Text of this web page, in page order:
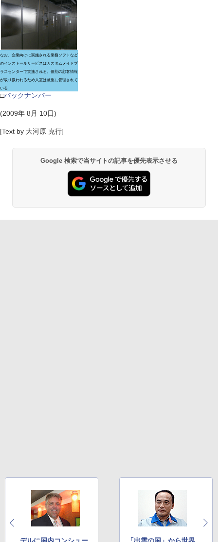
なお、企業向けに実施される業務ソフトなど
のインストールサービスはカスタムメイドプ
ラスセンターで実施される。個別の顧客情報
が取り扱われるため入室は厳重に管理されて
いる
□バックナンバー
(2009年 8月 10日)
[Text by 大河原 克行]
Google 検索で当サイトの記事を優先表示させる